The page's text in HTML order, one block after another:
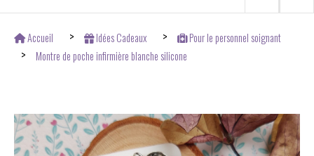
Accueil Idées Cadeaux
Pour le personnel soignant
Montre de poche infirmière blanche silicone